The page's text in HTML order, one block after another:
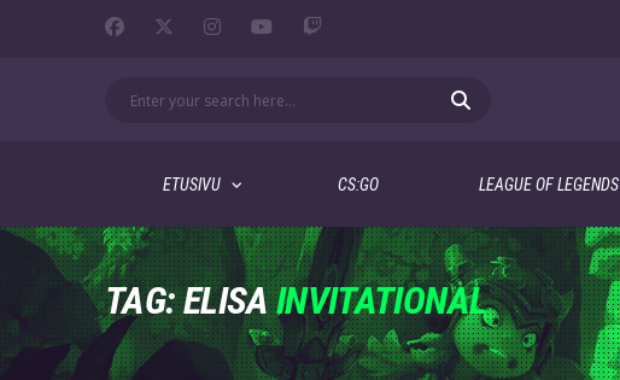
ETUSIVU CS:GO LEAGUE OF LEGENDS
TAG: ELISAINVITATIONAL